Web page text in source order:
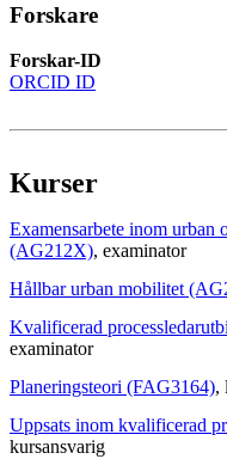
Forskare
Forskar-ID
ORCID ID
Kurser
Examensarbete inom urban
(AG212X), examinator
Hållbar urban mobilitet
Kvalificerad
examinator
Planeringsteori (FAG3164),
Uppsats inom kvalificerad
kursansvarig